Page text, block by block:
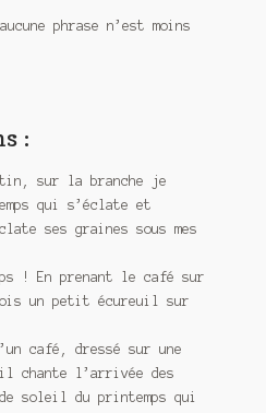
phrase n’est moins
:
sur la branche je
qui s’éclate et
ses graines sous mes
! En prenant le café sur
un petit écureuil sur
café, dressé sur une
chante l’arrivée des
soleil du printemps qui